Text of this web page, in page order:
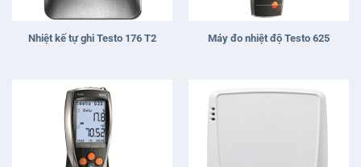
Nhiệt kế tự ghi Testo 176 T2 Máy đo nhiệt độ Testo 625